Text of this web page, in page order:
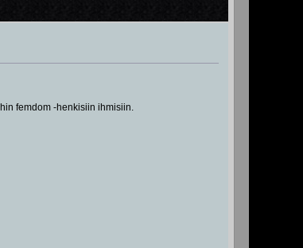
femdom -henkisiin ihmisiin.